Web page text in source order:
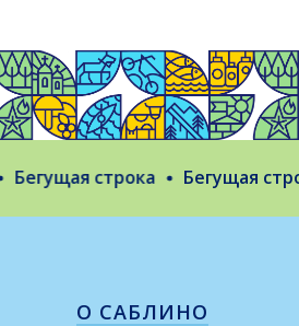
строка Бегущая
О САБЛИНО